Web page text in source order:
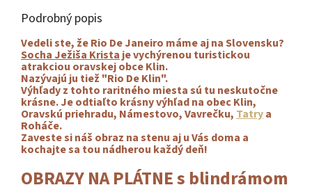
Podrobný popis
Vedeli ste, že Rio De Janeiro máme aj na Slovensku?
Socha Ježiša Krista je vychýrenou turistickou
atrakciou oravskej obce Klin.
Nazývajú ju tiež "Rio De Klin".
Výhľady z tohto raritného miesta sú tu neskutočne
krásne. Je odtiaľto krásny výhľad na obec Klin,
Oravskú priehradu, Námestovo, Vavrečku, Tatrya
Roháče.
Zaveste si náš obraz na stenu aj u Vás doma a
kochajte sa tou nádherou každý deň!
OBRAZY NA PLÁTNE s blindrámom